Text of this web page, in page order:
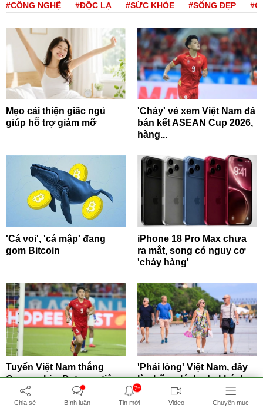
#CÔNG NGHỆ #ĐỘC LẠ #SỨC KHỎE #SỐNG ĐẸP
Mẹo cải thiện giấc ngủ
giúp hỗ trợ giảm mỡ
'Cháy' vé xem Việt Nam đá
bán kết ASEAN Cup 2026,
hàng...
'Cá voi', 'cá mập' đang
gom Bitcoin
iPhone 18 Pro Max chưa
ra mắt, song có nguy cơ
'cháy hàng'
Tuyển Việt Nam thắng
Campuchia: Đạt mục tiêu
và sửa lỗi cho...
'Phải lòng' Việt Nam, đây
là những lý do du khách
quốc tế...
Chia sẻ Bình luận
7+
Tin mới Video Chuyên mục